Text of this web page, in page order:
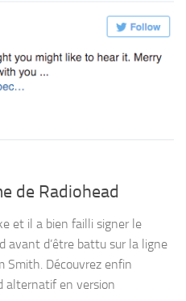
de Radiohead
et il a bien failli signer le
avant d’être battu sur la ligne
Smith. Découvrez enfin
alternatif en version